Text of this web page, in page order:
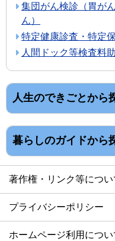
集団がん検診（胃が
ん）
特定健康診査・特定
人間ドック等検査料
人生のできごとから
暮らしのガイドから
著作権・リンク等につい
プライバシーポリシー
ホームページ利用につい